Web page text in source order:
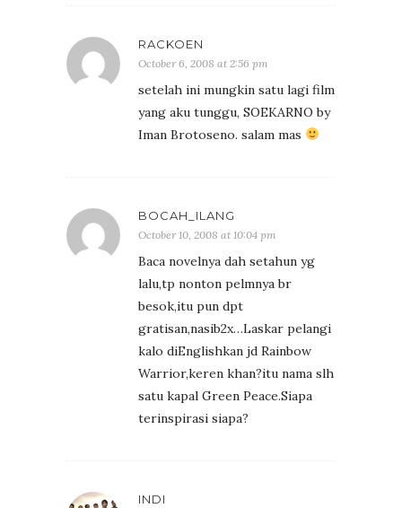
RACKOEN
October 6, 2008 at 2:56 pm
setelah ini mungkin satu lagi film
yang aku tunggu, SOEKARNO by
Iman Brotoseno. salam mas
BOCAH_ILANG
October 10, 2008 at 10:04 pm
Baca novelnya dah setahun yg
lalu,tp nonton pelmnya br
besok,itu pun dpt
gratisan,nasib2x…Laskar pelangi
kalo diEnglishkan jd Rainbow
Warrior,keren khan?itu nama slh
satu kapal Green Peace.Siapa
terinspirasi siapa?
INDI